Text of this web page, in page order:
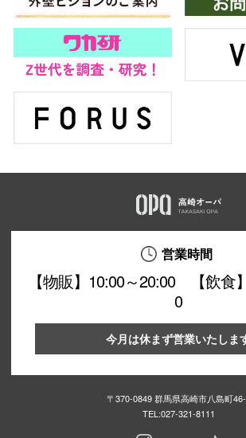
営業時間
【物販】10:00～20:00 【飲食
0
今月は休まず営業いたしま
〒370-0849 群馬県高崎市八島町
TEL:027-321-8111